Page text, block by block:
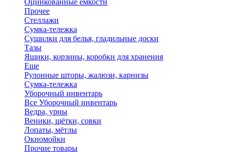
Оцинкованные емкости
Прочее
Стеллажи
Сумка-тележка
Сушилки для белья, гладильные доски
Тазы
Ящики, корзины, коробки для хранения
Еще
Рулонные шторы, жалюзи, карнизы
Сумка-тележка
Уборочный инвентарь
Все Уборочный инвентарь
Ведра, урны
Веники, щётки, совки
Лопаты, мётлы
Окномойки
Прочие товары